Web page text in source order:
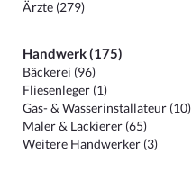
Ärzte (279)
Handwerk (175)
Bäckerei (96)
Fliesenleger (1)
Gas- & Wasserinstallateur (10)
Maler & Lackierer (65)
Weitere Handwerker (3)